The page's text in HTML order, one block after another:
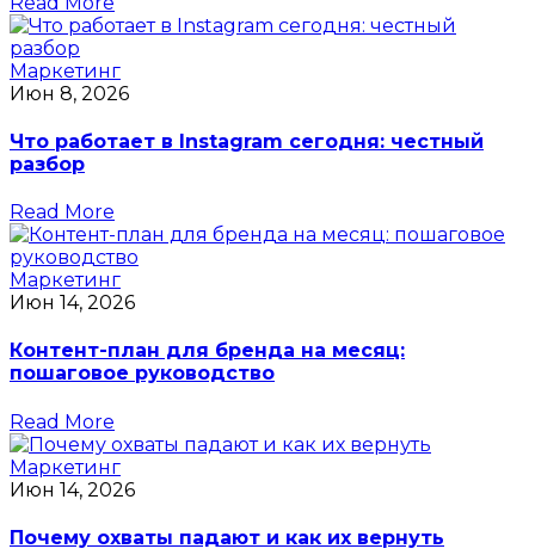
Маркетинг
Июн 8, 2026
Что работает в Instagram сегодня: честный
разбор
Read More
Маркетинг
Июн 14, 2026
Контент-план для бренда на месяц:
пошаговое руководство
Read More
Маркетинг
Июн 14, 2026
Почему охваты падают и как их вернуть